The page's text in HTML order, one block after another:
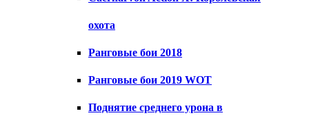
охота
Ранговые бои 2018
Ранговые бои 2019 WOT
Поднятие среднего урона в